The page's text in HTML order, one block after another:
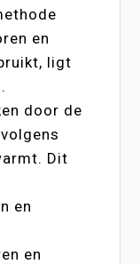
en
ligt
door de
Dit
en
en